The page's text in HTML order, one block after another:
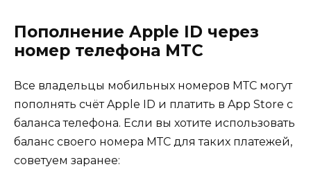
Пополнение Apple ID через
номер телефона МТС
Все владельцы мобильных номеров МТС могут
пополнять счёт Apple ID и платить в App Store с
баланса телефона. Если вы хотите использовать
баланс своего номера МТС для таких платежей,
советуем заранее: